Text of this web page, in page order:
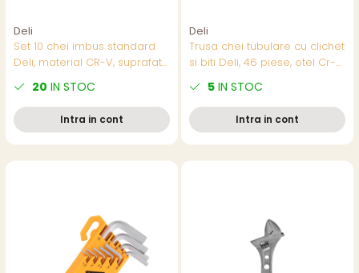
Deli
Set 10 chei imbus standard
Deli, material CR-V, suprafata
aplicatii de strangere si
slabire suruburi
20 IN STOC
Intra in cont
Deli
Trusa chei tubulare cu clichet
si biti Deli, 46 piese, otel Cr-V,
5 IN STOC
Intra in cont